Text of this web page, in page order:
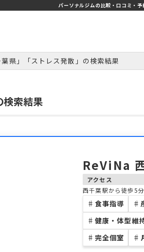
パーソナルジムの比較・口コミ・
葉県」「ストレス発散」の検索結果
検索結果
ReViNa
アクセス
西千葉駅から徒歩5分
♯ 食事指導 ♯
♯ 健康・体型維
♯ 完全個室 ♯